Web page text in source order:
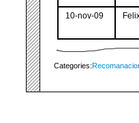
10-nov-09
Categories: